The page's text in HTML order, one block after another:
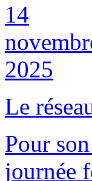
14
2025
Le
Pour
journée